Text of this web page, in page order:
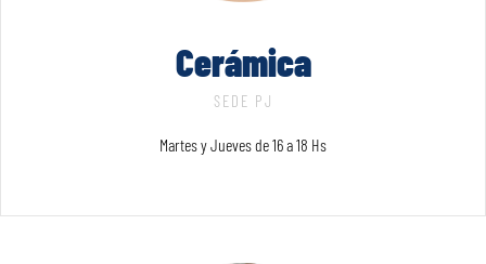
Cerámica
SEDE PJ
Martes y Jueves de 16 a 18 Hs